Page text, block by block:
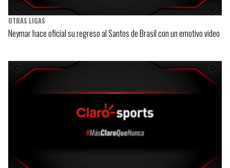
OTRAS LIGAS
Neymar hace oficial su regreso al Santos de Brasil con un emotivo video